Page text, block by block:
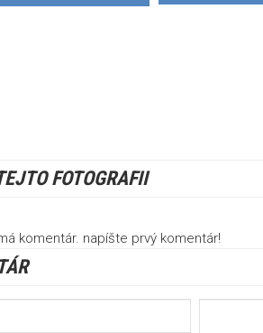
FOTOGRAFII
komentár. napíšte prvý komentár!